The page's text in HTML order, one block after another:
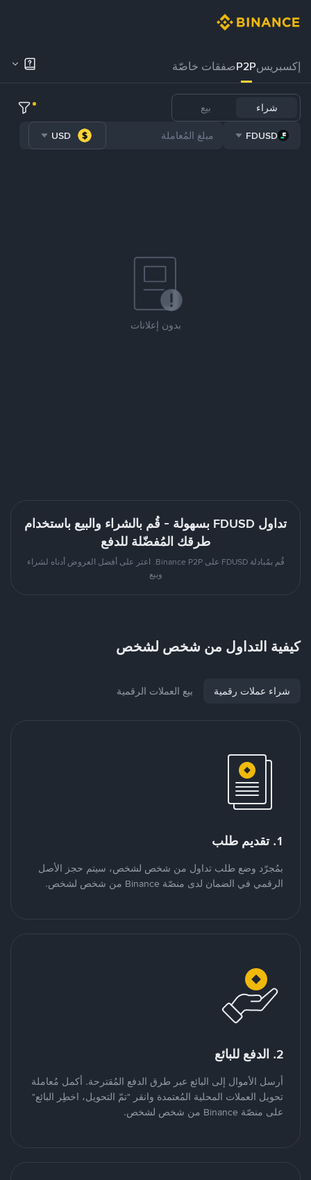
إكسبريسP2Pصفقات خاصّة
شراء بيع
FDUSD
USD
بدون إعلانات
تداول FDUSD بسهولة - قُم بالشراء والبيع باستخدام
طرقك المُفضّلة للدفع
قُم بمُبادلة FDUSD على Binance P2P. اعثر على أفضل العروض أدناه لشراء
وبيع
كيفية التداول من شخص لشخص
شراء عملات رقمية بيع العملات الرقمية
1. تقديم طلب
بمُجرّد وضع طلب تداول من شخص لشخص، سيتم حجز الأصل
الرقمي في الضمان لدى منصّة Binance من شخص لشخص.
2. الدفع للبائع
أرسل الأموال إلى البائع عبر طرق الدفع المُقترحة. أكمل مُعاملة
تحويل العملات المحلية المُعتمدة وانقر "تمّ التحويل، اخطِر البائع"
على منصّة Binance من شخص لشخص.